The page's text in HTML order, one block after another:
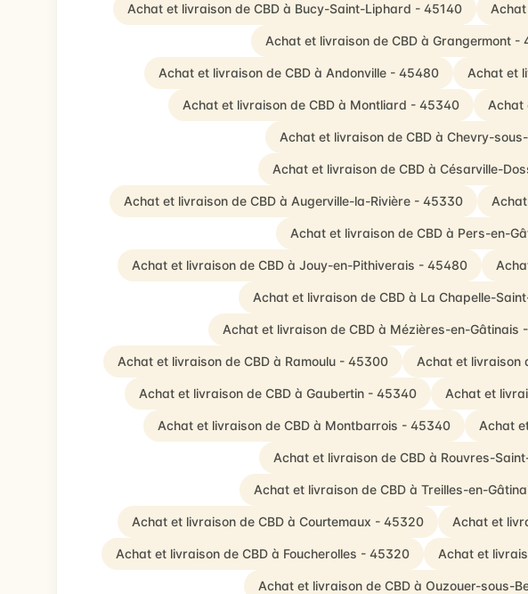
Achat et livraison de CBD à Bucy-Saint-Liphard - 45140
Achat et livraison de CBD à Grangermont -
Achat et livraison de CBD à Andonville - 45480 Achat et
Achat et livraison de CBD à Montliard - 45340 Achat
Achat et livraison de CBD à Chevry-
Achat et livraison de CBD à Césarville-
Achat et livraison de CBD à Augerville-la-Rivière - 45330
Achat et livraison de CBD à Pers-en-
Achat et livraison de CBD à Jouy-en-Pithiverais - 45480
Achat et livraison de CBD à La Chapelle-
Achat et livraison de CBD à Mézières-en-Gâtinais
Achat et livraison de CBD à Ramoulu - 45300 Achat et livraison
Achat et livraison de CBD à Gaubertin - 45340 Achat et
Achat et livraison de CBD à Montbarrois - 45340 Achat
Achat et livraison de CBD à Rouvres-
Achat et livraison de CBD à Treilles-en-
Achat et livraison de CBD à Courtemaux - 45320 Achat et
Achat et livraison de CBD à Foucherolles - 45320 Achat et
Achat et livraison de CBD à Ouzouer-sous-